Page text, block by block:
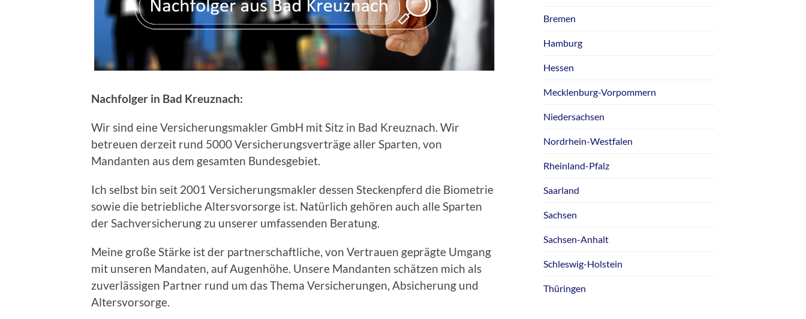
Nachfolger in Bad Kreuznach:
Wir sind eine Versicherungsmakler GmbH mit Sitz in Bad Kreuznach. Wir
betreuen derzeit rund 5000 Versicherungsverträge aller Sparten, von
Mandanten aus dem gesamten Bundesgebiet.
Ich selbst bin seit 2001 Versicherungsmakler dessen Steckenpferd die Biometrie
sowie die betriebliche Altersvorsorge ist. Natürlich gehören auch alle Sparten
der Sachversicherung zu unserer umfassenden Beratung.
Meine große Stärke ist der partnerschaftliche, von Vertrauen geprägte Umgang
mit unseren Mandaten, auf Augenhöhe. Unsere Mandanten schätzen mich als
zuverlässigen Partner rund um das Thema Versicherungen, Absicherung und
Altersvorsorge.
Bremen
Hamburg
Hessen
Mecklenburg-Vorpommern
Niedersachsen
Nordrhein-Westfalen
Rheinland-Pfalz
Saarland
Sachsen
Sachsen-Anhalt
Schleswig-Holstein
Thüringen